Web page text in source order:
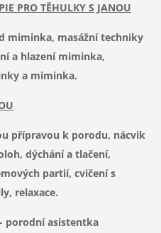
PRO TĚHULKY S JANOU
miminka, masážní techniky
a hlazení miminka,
a miminka.
přípravou k porodu, nácvik
dýchání a tlačení,
partií, cvičení s
relaxace.
porodní asistentka